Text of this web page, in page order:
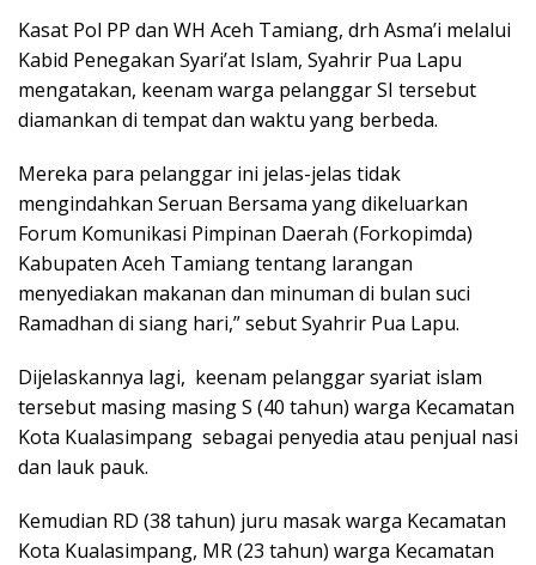
Kasat Pol PP dan WH Aceh Tamiang, drh Asma’i melalui
Kabid Penegakan Syari’at Islam, Syahrir Pua Lapu
mengatakan, keenam warga pelanggar SI tersebut
diamankan di tempat dan waktu yang berbeda.
Mereka para pelanggar ini jelas-jelas tidak
mengindahkan Seruan Bersama yang dikeluarkan
Forum Komunikasi Pimpinan Daerah (Forkopimda)
Kabupaten Aceh Tamiang tentang larangan
menyediakan makanan dan minuman di bulan suci
Ramadhan di siang hari,” sebut Syahrir Pua Lapu.
Dijelaskannya lagi, keenam pelanggar syariat islam
tersebut masing masing S (40 tahun) warga Kecamatan
Kota Kualasimpang sebagai penyedia atau penjual nasi
dan lauk pauk.
Kemudian RD (38 tahun) juru masak warga Kecamatan
Kota Kualasimpang, MR (23 tahun) warga Kecamatan